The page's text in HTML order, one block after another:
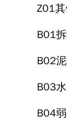
Z01
B01
B02
B03
B04